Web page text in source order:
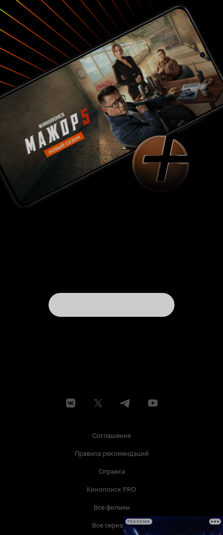
Соглашение
Правила рекомендаций
Справка
Кинопоиск PRO
Все фильмы
Все сериалыРЕКЛАМА